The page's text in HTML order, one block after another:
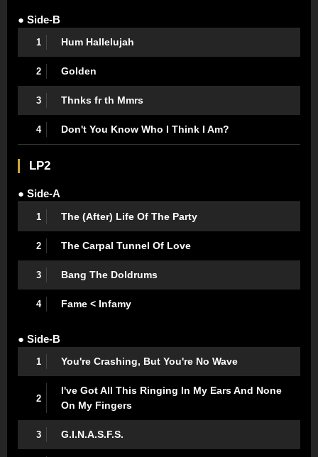
● Side-B
1 Hum Hallelujah
2 Golden
3 Thnks fr th Mmrs
4 Don't You Know Who I Think I Am?
LP2
● Side-A
1 The (After) Life Of The Party
2 The Carpal Tunnel Of Love
3 Bang The Doldrums
4 Fame < Infamy
● Side-B
1 You're Crashing, But You're No Wave
2
I've Got All This Ringing In My Ears And None
On My Fingers
3 G.I.N.A.S.F.S.